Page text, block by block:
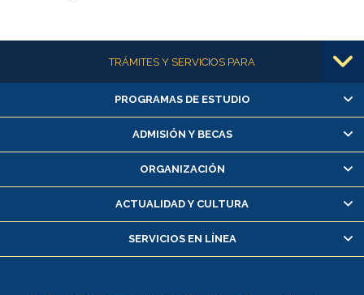
Más informaciónTRÁMITES Y SERVICIOS PARA
Alumnas/os y exalumnas/os
Matrícula en línea
Inscripción y cambio de asignaturas
Consulta y certificado de notas
Servicio médico y dental
Pago de arancel y crédito alumnos
PROGRAMAS DE ESTUDIO
ADMISIÓN Y BECAS
ORGANIZACIÓN
ACTUALIDAD Y CULTURA
SERVICIOS EN LÍNEA